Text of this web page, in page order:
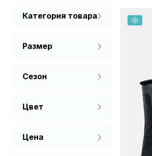
Капсула
Аутлет
Для мальчиков
Категория товара
Размер
38
Сезон
Цвет
Цена